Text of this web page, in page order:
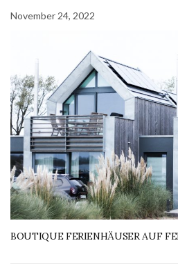
November 24, 2022
BOUTIQUE FERIENHÄUSER AUF